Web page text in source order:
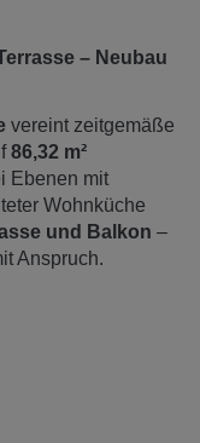
– Neubau
vereint zeitgemäße
86,32 m²
Ebenen mit
Wohnküche
und Balkon –
Anspruch.